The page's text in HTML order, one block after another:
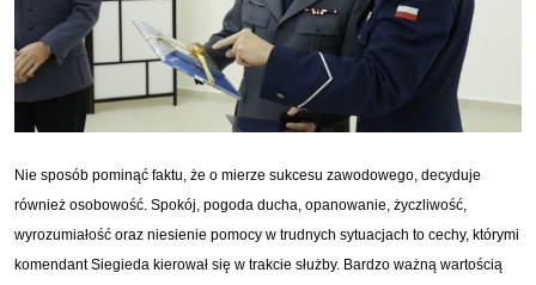
Nie sposób pominąć faktu, że o mierze sukcesu zawodowego, decyduje
również osobowość. Spokój, pogoda ducha, opanowanie, życzliwość,
wyrozumiałość oraz niesienie pomocy w trudnych sytuacjach to cechy, którymi
komendant Siegieda kierował się w trakcie służby. Bardzo ważną wartością